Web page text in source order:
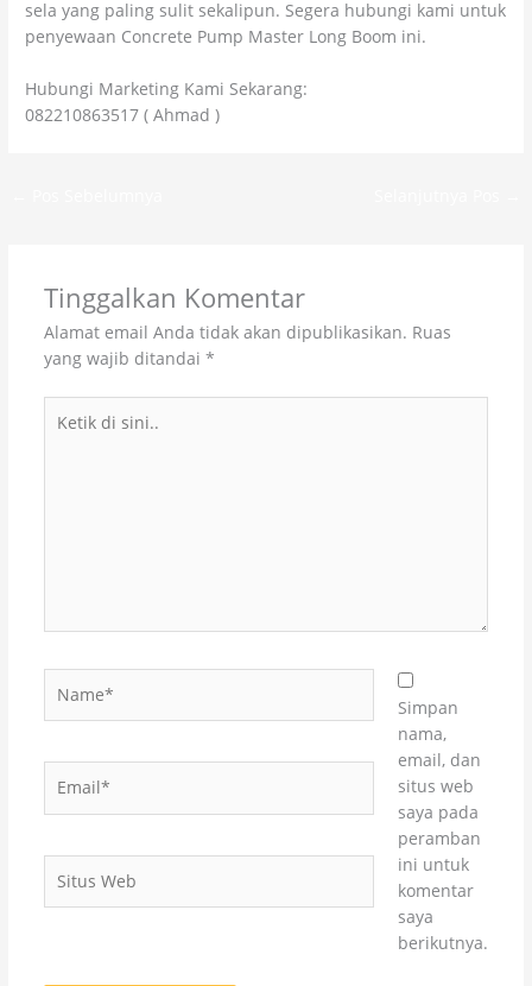
sela yang paling sulit sekalipun. Segera hubungi kami untuk
penyewaan Concrete Pump Master Long Boom ini.
Hubungi Marketing Kami Sekarang:
082210863517 ( Ahmad )
Tinggalkan Komentar
Alamat email Anda tidak akan dipublikasikan. Ruas
yang wajib ditandai *
Web
Simpan
nama,
email, dan
situs web
saya pada
peramban
ini untuk
komentar
saya
berikutnya.